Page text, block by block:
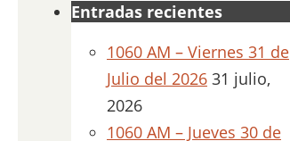
Entradas recientes
1060 AM – Viernes 31 de
Julio del 2026 31 julio,
2026
1060 AM – Jueves 30 de